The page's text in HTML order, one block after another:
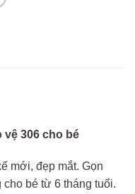
vệ 306 cho bé
mới, đẹp mắt. Gọn
bé từ 6 tháng tuổi.